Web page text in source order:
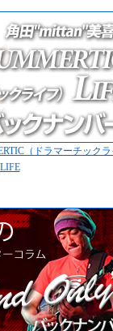
（ドラマーチック
LIFE